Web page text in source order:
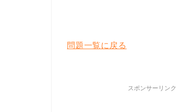
問題一覧に戻る
スポンサーリンク